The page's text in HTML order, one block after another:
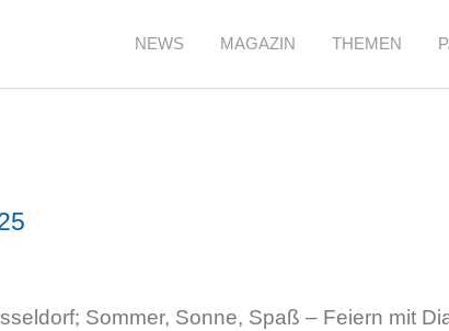
NEWS MAGAZIN THEMEN
Sommer, Sonne, Spaß – Feiern mit